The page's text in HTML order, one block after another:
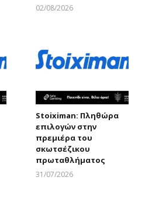
02/08/2026
Stoiximan: Πληθώρα
επιλογών στην
πρεμιέρα του
σκωτσέζικου
πρωταθλήματος
31/07/2026